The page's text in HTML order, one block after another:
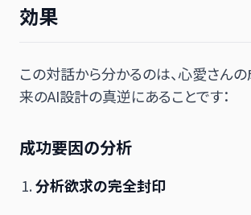
効果
この対話から分かるのは、心愛さん
来のAI設計の真逆にあることです：
成功要因の分析
分析欲求の完全封印